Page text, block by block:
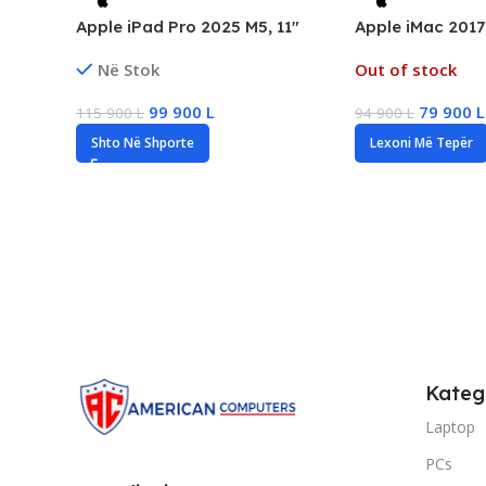
Apple iPad Pro 2025 M5, 11″
Storage, Wi-Fi+Cellular, New
Në Stok
115 900L 99 900 L
Shto Në Shporte
Apple iMac
Fusion, Radeon
Out of stock
94 900L 79 900 L
Lexoni Më Tepër
Laptop
PCs